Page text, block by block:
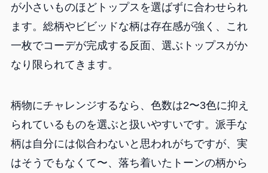
が小さいものほどトップスを選ばずに合わせられ
ます。総柄やビビッドな柄は存在感が強く、これ
一枚でコーデが完成する反面、選ぶトップスがか
なり限られてきます。
柄物にチャレンジするなら、色数は2〜3色に抑え
られているものを選ぶと扱いやすいです。派手な
柄は自分には似合わないと思われがちですが、実
はそうでもなくて〜、落ち着いたトーンの柄から